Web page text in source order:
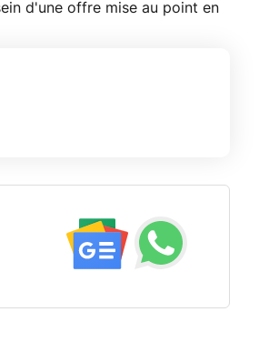
d'une offre mise au point en